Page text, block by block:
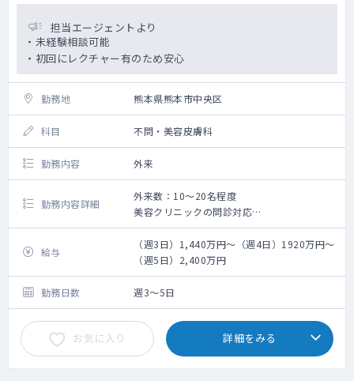
担当エージェントより
・未経験相談可能
・初回にレクチャー有のため安心
勤務地 熊本県熊本市中央区
科目 不問・美容皮膚科
勤務内容 外来
勤務内容詳細
外来数：10～20名程度
美容クリニックの問診対応
・脂肪溶解注射
・陰茎注射
給与
（週3日）1,440万円～（週4日）1920万円～
（週5日）2,400万円
勤務日数 週3～5日
お気に入り 詳細をみる